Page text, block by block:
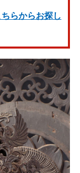
らからお探し